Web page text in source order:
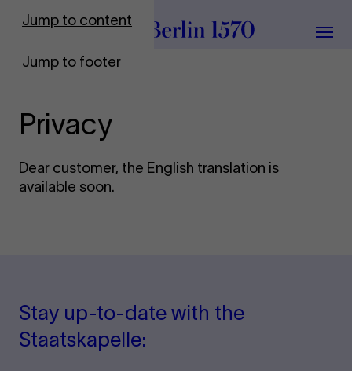
Jump to content
Jump to footer
To Frontpage
Privacy
Dear customer, the English translation is
available soon.
Stay up-to-date with the
Staatskapelle: